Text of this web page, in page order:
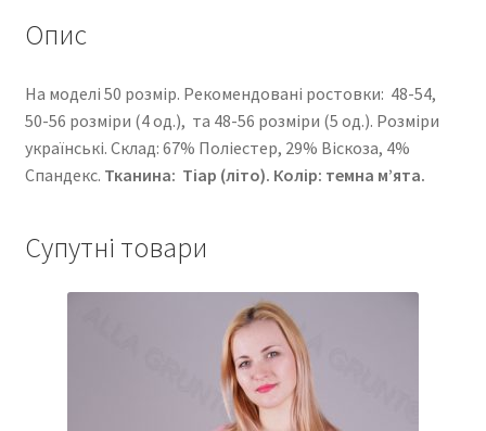
Опис
На моделі 50 розмір. Рекомендовані ростовки: 48-54,
50-56 розміри (4 од.), та 48-56 розміри (5 од.). Розміри
українські. Cклад: 67% Поліестер, 29% Віскоза, 4%
Спандекс. Тканина: Тіар (літо). Колір: темна м’ята.
Супутні товари